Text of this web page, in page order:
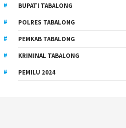
BUPATI TABALONG
POLRES TABALONG
PEMKAB TABALONG
KRIMINAL TABALONG
PEMILU 2024